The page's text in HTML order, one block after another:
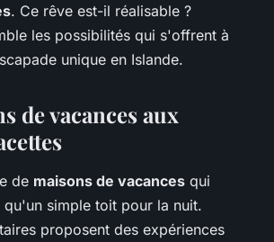
. Ce rêve est-il réalisable ?
les possibilités qui s'offrent à
unique en Islande.
de vacances aux
de maisons de vacances qui
simple toit pour la nuit.
proposent des expériences